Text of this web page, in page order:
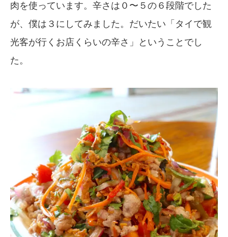
肉を使っています。辛さは０〜５の６段階でした
が、僕は３にしてみました。だいたい「タイで観
光客が行くお店くらいの辛さ」ということでし
た。